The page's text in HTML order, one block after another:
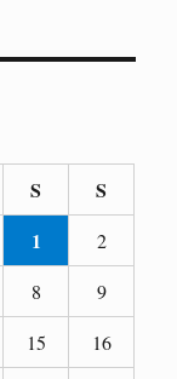
S
S
1
2
8
9
15
16